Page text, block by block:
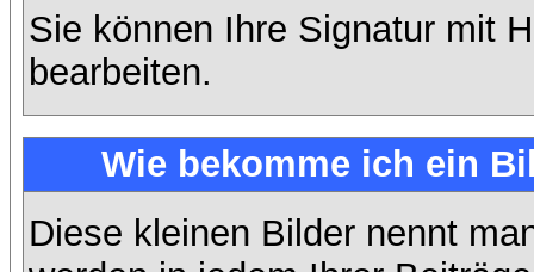
Sie können Ihre Signatur mit
bearbeiten.
Wie bekomme ich ein
Diese kleinen Bilder nennt